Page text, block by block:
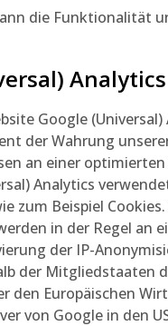
die Funktionalität
Google
der Wahrung
an einer
Analytics
zum Beispiel
in der Regel an
der IP-
der Mitgliedstaaten
den Europäischen
von Google in den